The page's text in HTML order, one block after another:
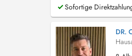
Sofortige
DR.